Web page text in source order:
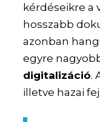
kérdéseikre a
hosszabb
azonban
egyre
digitalizáció.
illetve hazai